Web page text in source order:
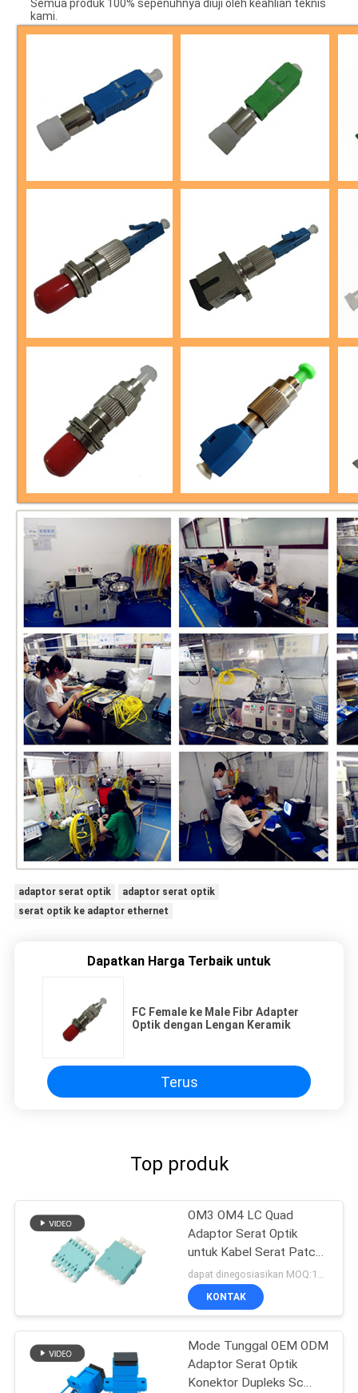
Semua produk 100% sepenuhnya diuji oleh keahlian teknis
kami.
adaptor serat optik
adaptor serat optik
serat optik ke adaptor ethernet
Dapatkan Harga Terbaik untuk
FC Female ke Male Fibr Adapter
Optik dengan Lengan Keramik
Terus
Top produk
OM3 OM4 LC Quad
Adaptor Serat Optik
untuk Kabel Serat Patch,
Biru / Beige / Aqua
dapat dinegosiasikan MOQ:1000
KONTAK
Mode Tunggal OEM ODM
Adaptor Serat Optik
Konektor Dupleks Sc